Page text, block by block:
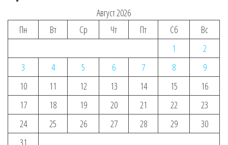
Август 2026
Пн
Вт Ср Чт Пт Сб
Вс
1
2
3
4 5 6 7 8
9
10
11 12 13 14 15
16
17
18 19 20 21 22
23
24
25 26 27 28 29
30
31